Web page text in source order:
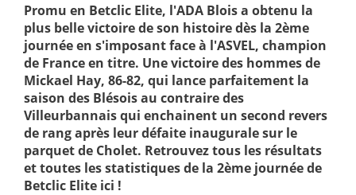
Promu en Betclic Elite, l'ADA Blois a obtenu la
plus belle victoire de son histoire dès la 2ème
journée en s'imposant face à l'ASVEL, champion
de France en titre. Une victoire des hommes de
Mickael Hay, 86-82, qui lance parfaitement la
saison des Blésois au contraire des
Villeurbannais qui enchainent un second revers
de rang après leur défaite inaugurale sur le
parquet de Cholet. Retrouvez tous les résultats
et toutes les statistiques de la 2ème journée de
Betclic Elite ici !